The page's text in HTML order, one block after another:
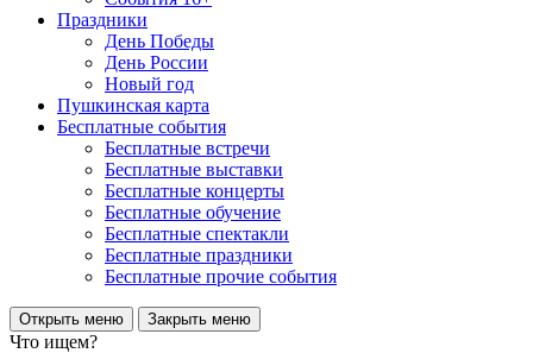
Праздники
День Победы
День России
Новый год
Пушкинская карта
Бесплатные события
Бесплатные встречи
Бесплатные выставки
Бесплатные концерты
Бесплатные обучение
Бесплатные спектакли
Бесплатные праздники
Бесплатные прочие события
Открыть меню Закрыть меню
Что ищем?